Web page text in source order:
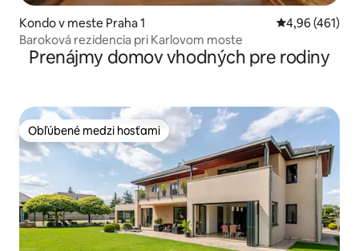
Kondo v meste Praha 1 Priemerné
4,96 (461)
Baroková rezidencia pri Karlovom moste
Prenájmy domov vhodných pre rodiny
Obľúbené medzi hosťami
Obľúbené medzi hosťami